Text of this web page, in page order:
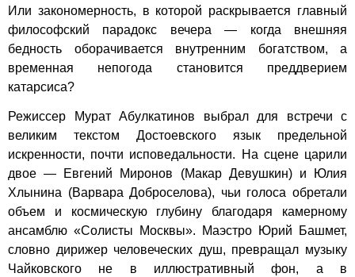
Или закономерность, в которой раскрывается главный
философский парадокс вечера — когда внешняя
бедность оборачивается внутренним богатством, а
временная непогода становится преддверием
катарсиса?
Режиссер Мурат Абулкатинов выбрал для встречи с
великим текстом Достоевского язык предельной
искренности, почти исповедальности. На сцене царили
двое — Евгений Миронов (Макар Девушкин) и Юлия
Хлынина (Варвара Доброселова), чьи голоса обретали
объем и космическую глубину благодаря камерному
ансамблю «Солисты Москвы». Маэстро Юрий Башмет,
словно дирижер человеческих душ, превращал музыку
Чайковского не в иллюстративный фон, а в